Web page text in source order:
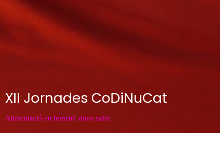
XII Jornades CoDiNuCat
Alimentació en femení: dona salut